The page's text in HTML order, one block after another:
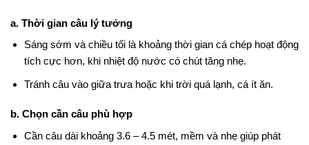
a. Thời gian câu lý tưởng
Sáng sớm và chiều tối là khoảng thời gian cá chép hoạt động
tích cực hơn, khi nhiệt độ nước có chút tăng nhẹ.
Tránh câu vào giữa trưa hoặc khi trời quá lạnh, cá ít ăn.
b. Chọn cần câu phù hợp
Cần câu dài khoảng 3.6 – 4.5 mét, mềm và nhẹ giúp phát